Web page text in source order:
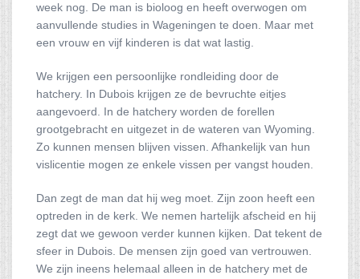
week nog. De man is bioloog en heeft overwogen om
aanvullende studies in Wageningen te doen. Maar met
een vrouw en vijf kinderen is dat wat lastig.
We krijgen een persoonlijke rondleiding door de
hatchery. In Dubois krijgen ze de bevruchte eitjes
aangevoerd. In de hatchery worden de forellen
grootgebracht en uitgezet in de wateren van Wyoming.
Zo kunnen mensen blijven vissen. Afhankelijk van hun
vislicentie mogen ze enkele vissen per vangst houden.
Dan zegt de man dat hij weg moet. Zijn zoon heeft een
optreden in de kerk. We nemen hartelijk afscheid en hij
zegt dat we gewoon verder kunnen kijken. Dat tekent de
sfeer in Dubois. De mensen zijn goed van vertrouwen.
We zijn ineens helemaal alleen in de hatchery met de